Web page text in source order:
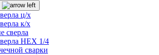
ц/х
к/х
сверла
HEX 1/4
сварки